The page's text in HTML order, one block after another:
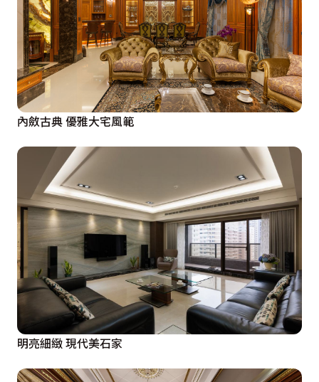
內斂古典 優雅大宅風範
明亮細緻 現代美石家